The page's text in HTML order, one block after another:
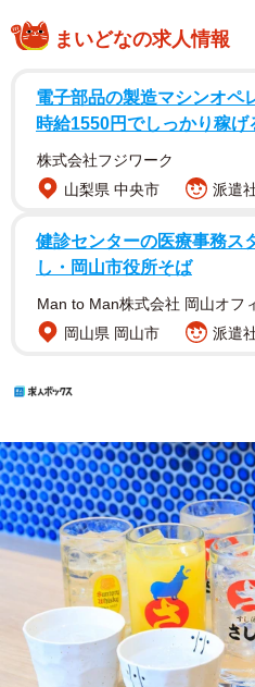
まいどなの求人情報
電子部品の製造マシンオペ
時給1550円でしっかり稼げ
株式会社フジワーク
山梨県 中央市
派遣
健診センターの医療事務ス
し・岡山市役所そば
Man to Man株式会社 岡山オフ
岡山県 岡山市
派遣